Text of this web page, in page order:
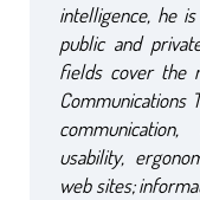
intelligence, he
public and
fields cover the
Communications
usability,
web sites;